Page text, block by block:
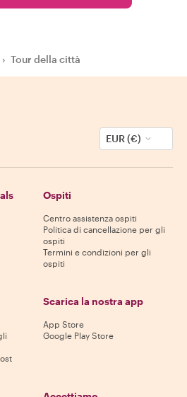
› Tour della città
EUR (€)
Ospiti
Centro assistenza ospiti
Politica di cancellazione per gli
ospiti
Termini e condizioni per gli
ospiti
Scarica la nostra app
App Store
Google Play Store